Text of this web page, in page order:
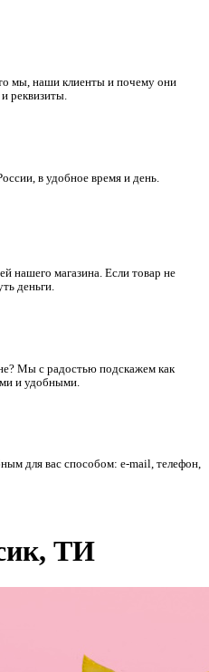
мы, наши клиенты и почему они
реквизиты.
в удобное время и день.
нашего магазина. Если товар не
деньги.
Мы с радостью подскажем как
и удобными.
для вас способом: e-mail, телефон,
ТИ